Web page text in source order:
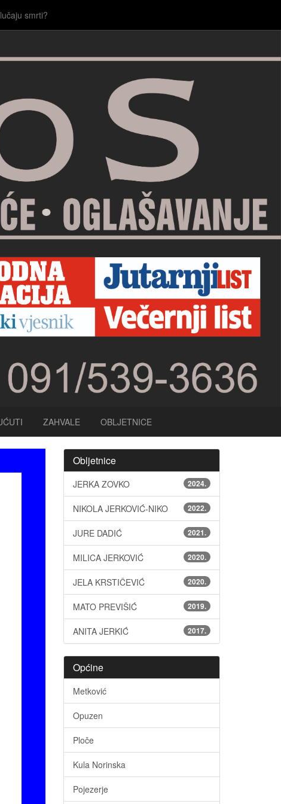
smrti?
ZAHVALE OBLJETNICE
Obljetnice
JERKA ZOVKO 2024.
NIKOLA JERKOVIĆ-NIKO 2022.
JURE DADIĆ 2021.
MILICA JERKOVIĆ 2020.
JELA KRSTIČEVIĆ 2020.
MATO PREVIŠIĆ 2019.
ANITA JERKIĆ 2017.
Općine
Metković
Opuzen
Ploče
Kula Norinska
Pojezerje